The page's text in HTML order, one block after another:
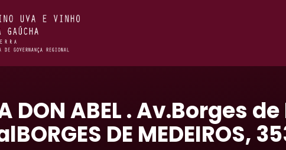
DON ABEL . Av.Borges
DE MEDEIROS,